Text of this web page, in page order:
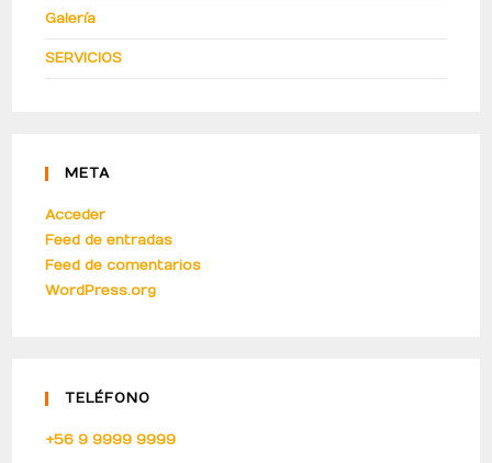
Galería
SERVICIOS
META
Acceder
Feed de entradas
Feed de comentarios
WordPress.org
TELÉFONO
+56 9 9999 9999